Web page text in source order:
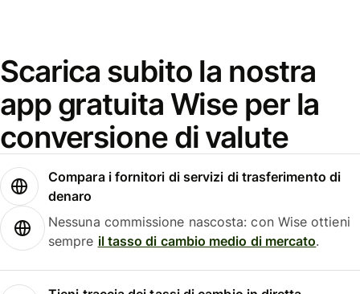
Scarica subito la nostra
app gratuita Wise per la
conversione di valute
Compara i fornitori di servizi di trasferimento di
denaro
Nessuna commissione nascosta: con Wise ottieni
sempre il tasso di cambio medio di mercato.